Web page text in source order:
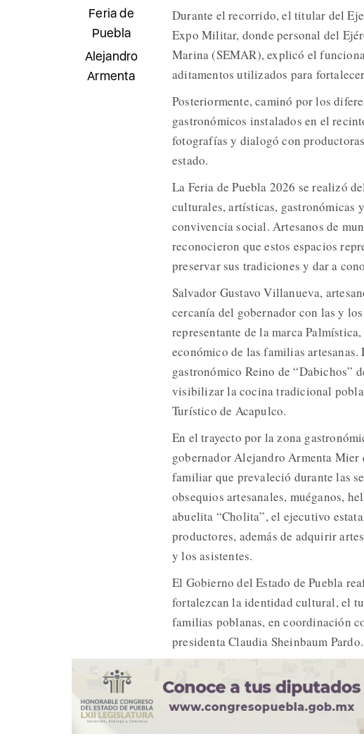
Feria de
Puebla
Alejandro
Armenta
Durante el recorrido, el titular del
Expo Militar, donde personal del
Marina (SEMAR), explicó el
aditamentos utilizados para
Posteriormente, caminó por los
gastronómicos instalados en el
fotografías y dialogó con
estado.
La Feria de Puebla 2026 se realizó
culturales, artísticas, gastronómicas
convivencia social. Artesanos de
reconocieron que estos espacios
preservar sus tradiciones y dar a
Salvador Gustavo Villanueva,
cercanía del gobernador con las y
representante de la marca
económico de las familias
gastronómico Reino de “Dabichos”
visibilizar la cocina tradicional
Turístico de Acapulco.
En el trayecto por la zona
gobernador Alejandro Armenta Mier
familiar que prevaleció durante las
obsequios artesanales, muéganos,
abuelita “Cholita”, el ejecutivo
productores, además de adquirir
y los asistentes.
El Gobierno del Estado de Puebla
fortalezcan la identidad cultural, el
familias poblanas, en coordinación
presidenta Claudia Sheinbaum Pardo.